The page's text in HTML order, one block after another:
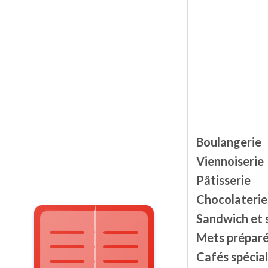
Boulangerie
Viennoiserie
Pâtisserie
Chocolaterie
Sandwich et
Mets
Cafés